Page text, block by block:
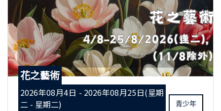
花之藝術
2026年08月4日 - 2026年08月25日(星期
二 - 星期二)
青少年